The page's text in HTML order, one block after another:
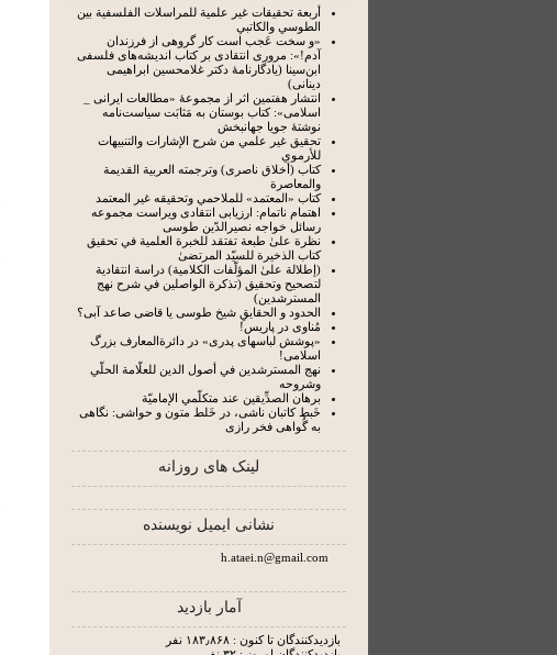
أربعة تحقيقات غير علمية للمراسلات الفلسفية بين
الطوسي والكاتبي
«و سخت عَجب است کار گروهی از فرزندان
آدم!»: مروری انتقادی بر کتاب اندیشه‌های فلسفی
ابن‌سینا (یادگارنامۀ دکتر غلامحسین ابراهیمی
دینانی)
انتشار هفتمین اثر از مجموعۀ «مطالعات ایرانی _
اسلامی»: کتاب بوستان به‌ مَثابَت سیاست‌نامه
نوشتۀ جویا جهانبخش
تحقيق غير علمي من شرح الإشارات والتنبيهات
للأرموي
كتاب (أخلاق ناصرى) وترجمته العربية القديمة
والمعاصرة
كتاب «المعتمد» للملاحمي وتحقيقه غير المعتمد
اهتمام ناتمام: ارزیابی انتقادی ویراست مجموعه
رسائل خواجه نصیرالدّین طوسی
نظرة علىٰ طبعة تفتقد للخبرة العلمية في تحقيق
كتاب الذخيرة للسيّد المرتضىٰ
(إطلالة علىٰ المؤلّفات الكلامية) دراسة انتقادية
لتصحيح وتحقيق (تذكرة الواصلين في شرح نهج
المسترشدين)
الحدود و الحقایقِ شیخ طوسی یا قاضی صاعد آبی؟
مُناوی در پاریس!
«پوشش لباسهای پدری» در دائرة‌المعارف بزرگ
اسلامی!
نهج المسترشدين في أصول الدين للعلّامة الحلّي
وشروحه
برهان الصدِّيقين عند متكلّمي الإماميّة
خَبط کاتبان ناشی، در خَلط متون و حواشی: نگاهی
به گُواهی فخر رازی
لینک های روزانه
نشانی ایمیل نویسنده
h.ataei.n@gmail.com
آمار بازدید
بازدیدکنندگان تا کنون : ۱۸۳٫۸۶۸ نفر